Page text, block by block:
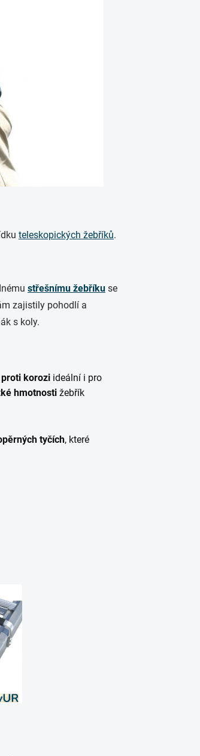
teleskopických žebříků.
střešnímu žebříku se
zajistily pohodlí a
s koly.
korozi ideální i pro
hmotnosti žebřík
tyčích, které